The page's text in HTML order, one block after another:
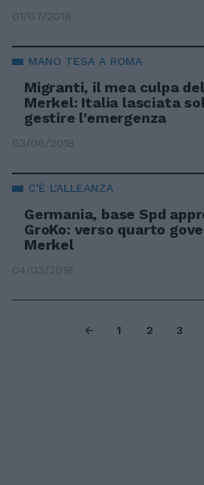
01/07/2018
MANO TESA A ROMA
Migranti, il mea culpa
Merkel: Italia lasciata
gestire l'emergenza
03/06/2018
C'È L'ALLEANZA
Germania, base Spd
GroKo: verso quarto
Merkel
04/03/2018
1 2 3